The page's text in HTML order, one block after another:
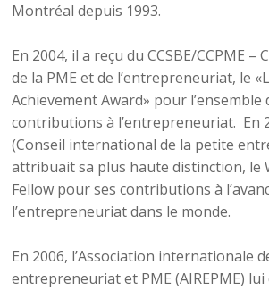
Montréal depuis 1993.
En 2004, il a reçu du CCSBE/CCPME –
de la PME et de l’entrepreneuriat, le
Achievement Award» pour l’ensemble
contributions à l’entrepreneuriat. En
(Conseil international de la petite
attribuait sa plus haute distinction, le
Fellow pour ses contributions à
l’entrepreneuriat dans le monde.
En 2006, l’Association internationale
entrepreneuriat et PME (AIREPME)